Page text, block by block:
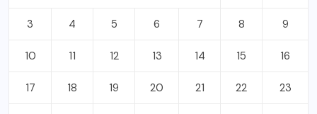
3 4 5 6 7 8 9
10 11 12 13 14 15 16
17 18 19 20 21 22 23